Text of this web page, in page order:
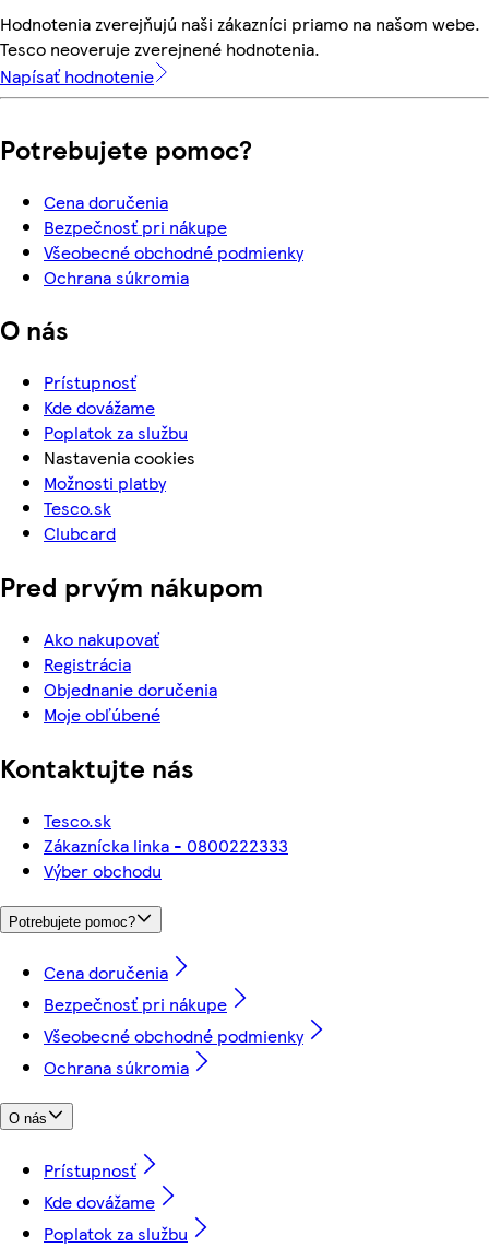
Hodnotenia zverejňujú naši zákazníci priamo na našom webe.
Tesco neoveruje zverejnené hodnotenia.
Napísať hodnotenie
Potrebujete pomoc?
Cena doručenia
Bezpečnosť pri nákupe
Všeobecné obchodné podmienky
Ochrana súkromia
O nás
Prístupnosť
Kde dovážame
Poplatok za službu
Nastavenia cookies
Možnosti platby
Tesco.sk
Clubcard
Pred prvým nákupom
Ako nakupovať
Registrácia
Objednanie doručenia
Moje obľúbené
Kontaktujte nás
Tesco.sk
Zákaznícka linka - 0800222333
Výber obchodu
Potrebujete pomoc?
Cena doručenia
Bezpečnosť pri nákupe
Všeobecné obchodné podmienky
Ochrana súkromia
O nás
Prístupnosť
Kde dovážame
Poplatok za službu